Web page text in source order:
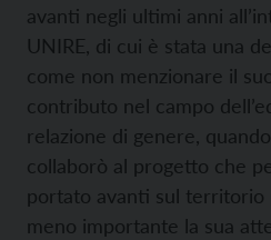
avanti negli ultimi anni
UNIRE, di cui è stata una
come non menzionare il
contributo nel campo
relazione di genere,
collaborò al progetto che
portato avanti sul territorio
meno importante la sua